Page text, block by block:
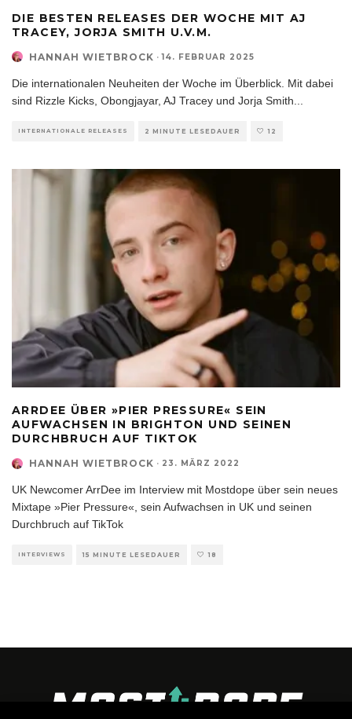
DIE BESTEN RELEASES DER WOCHE MIT AJ
TRACEY, JORJA SMITH U.V.M.
HANNAH WIETBROCK · 14. FEBRUAR 2025
Die internationalen Neuheiten der Woche im Überblick. Mit dabei
sind Rizzle Kicks, Obongjayar, AJ Tracey und Jorja Smith
INTERNATIONALE RELEASES 2 MINUTE LESEDAUER 12
ARRDEE ÜBER »PIER PRESSURE« SEIN
AUFWACHSEN IN BRIGHTON UND SEINEN
DURCHBRUCH AUF TIKTOK
HANNAH WIETBROCK · 23. MÄRZ 2022
UK Newcomer ArrDee im Interview mit Mostdope über sein neues
Mixtape »Pier Pressure«, sein Aufwachsen in UK und seinen
Durchbruch auf TikTok
INTERVIEWS 15 MINUTE LESEDAUER 18